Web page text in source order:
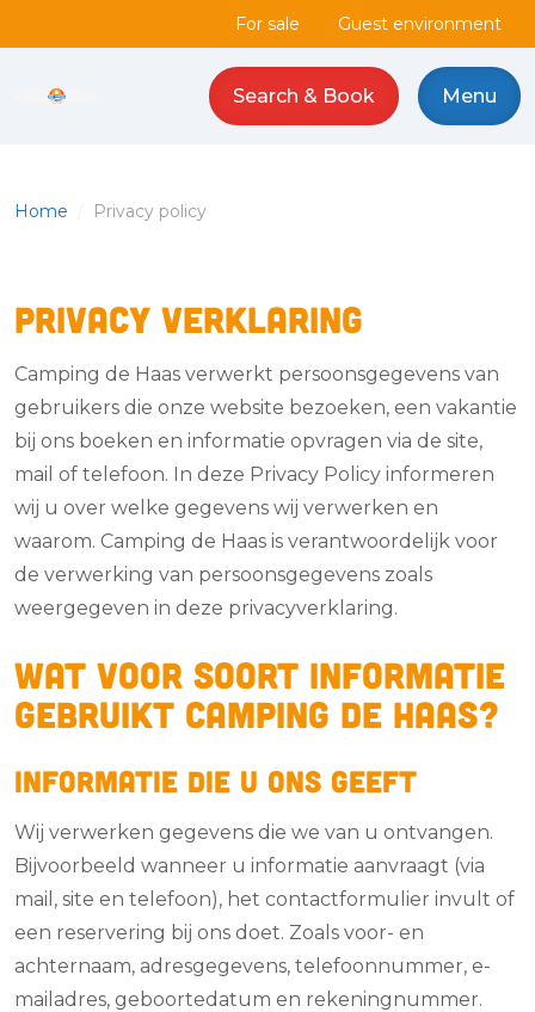
For sale Guest environment
Camping de Haas logo
Menu
Search & Book
Home Privacy policy
Privacy verklaring
Camping de Haas verwerkt persoonsgegevens van
gebruikers die onze website bezoeken, een vakantie
bij ons boeken en informatie opvragen via de site,
mail of telefoon. In deze Privacy Policy informeren
wij u over welke gegevens wij verwerken en
waarom. Camping de Haas is verantwoordelijk voor
de verwerking van persoonsgegevens zoals
weergegeven in deze privacyverklaring.
Wat voor soort informatie
gebruikt Camping de Haas?
Informatie die u ons geeft
Wij verwerken gegevens die we van u ontvangen.
Bijvoorbeeld wanneer u informatie aanvraagt (via
mail, site en telefoon), het contactformulier invult of
een reservering bij ons doet. Zoals voor- en
achternaam, adresgegevens, telefoonnummer, e-
mailadres, geboortedatum en rekeningnummer.